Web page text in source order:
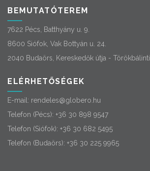
BEMUTATÓTEREM
7622 Pécs, Batthyány u. 9.
8600 Siófok, Vak Bottyán u. 24.
2040 Budaörs, Kereskedők útja -
ELÉRHETŐSÉGEK
E-mail: rendeles@globero.hu
Telefon (Pécs): +36 30 898 9547
Telefon (Siófok): +36 30 682 5495
Telefon (Budaörs): +36 30 225 9965